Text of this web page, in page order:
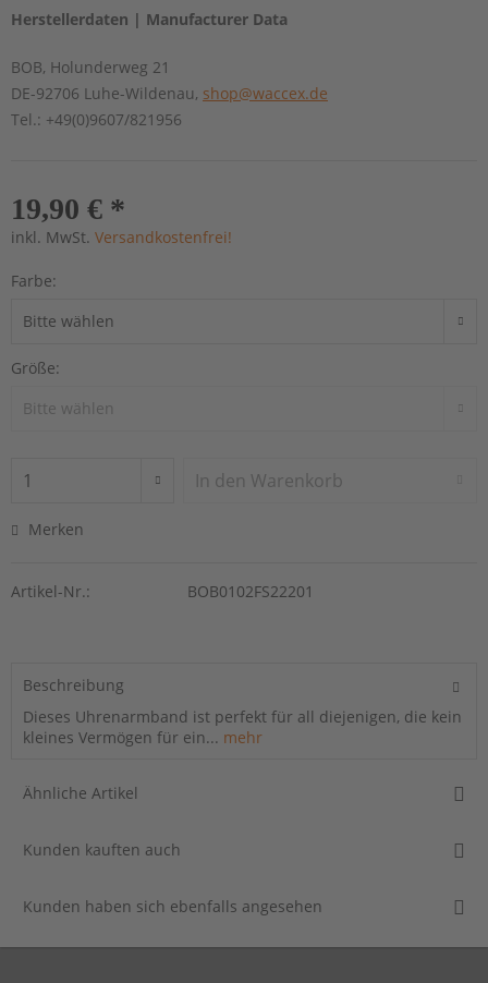
Herstellerdaten | Manufacturer Data
BOB, Holunderweg 21
DE-92706 Luhe-Wildenau, shop@waccex.de
Tel.: +49(0)9607/821956
19,90 € *
inkl. MwSt. Versandkostenfrei!
Farbe:
Größe:
In den Warenkorb
Merken
Artikel-Nr.: BOB0102FS22201
Beschreibung
Dieses Uhrenarmband ist perfekt für all diejenigen, die kein
kleines Vermögen für ein... mehr
Ähnliche Artikel
Kunden kauften auch
Kunden haben sich ebenfalls angesehen